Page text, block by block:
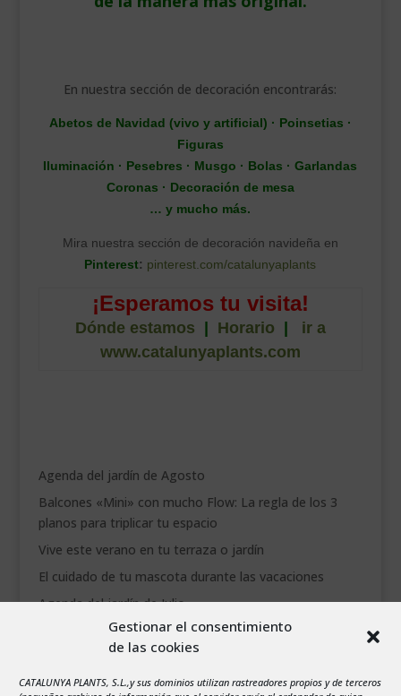
Gestionar el consentimiento
de las cookies
CATALUNYA PLANTS, S.L.,y sus dominios utilizan rastreadores propios y de terceros
En nuestra sección de decoración encontrarás:
Abetos de Navidad (vivo y artificial) · Poinsetias ·
Figuras
Iluminación · Pesebres · Musgo · Bolas · Garlandas
Coronas · Decoración de mesa
… y mucho más.
Mira nuestra sección de decoración navideña en
Pinterest: pinterest.com/catalunyaplants
¡Esperamos tu visita!
Dónde estamos Horario
ir a
www.catalunyaplants.com
Agenda del jardín de Agosto
Balcones «Mini» con mucho Flow: La regla de los 3
planos para triplicar tu espacio
Vive este verano en tu terraza o jardín
El cuidado de tu mascota durante las vacaciones
Agenda del jardín de Julio
agosto 2026